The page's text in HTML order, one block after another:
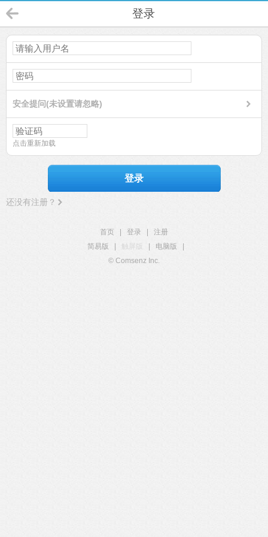
登录
安全提问(未设置请忽略)
点击重新加载
登录
还没有注册？
首页 登录
注册
简易版
触屏版 电脑版
© Comsenz Inc.